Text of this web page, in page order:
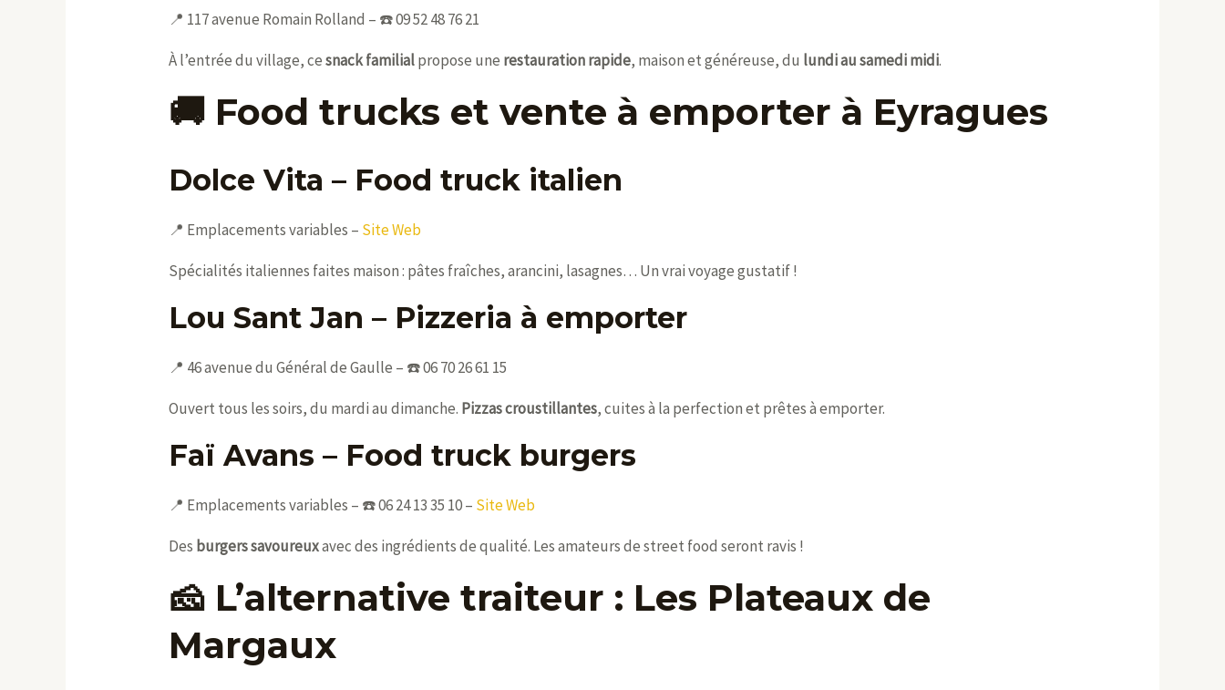
📍 117 avenue Romain Rolland – ☎️ 09 52 48 76 21
À l’entrée du village, cesnack familialpropose une restauration rapide, maison et généreuse, du lundi au samedi midi.
🚚 Food trucks et vente à emporter à Eyragues
Dolce Vita – Food truck italien
📍 Emplacements variables – Site Web
Spécialités italiennes faites maison : pâtes fraîches, arancini, lasagnes… Un vrai voyage gustatif !
Lou Sant Jan – Pizzeria à emporter
📍 46 avenue du Général de Gaulle – ☎️ 06 70 26 61 15
Ouvert tous les soirs, du mardi au dimanche. Pizzas croustillantes, cuites à la perfection et prêtes à emporter.
Faï Avans – Food truck burgers
📍 Emplacements variables – ☎️ 06 24 13 35 10 – Site Web
Des burgers savoureuxavec des ingrédients de qualité. Les amateurs de street food seront ravis !
🧀 L’alternative traiteur : Les Plateaux de
Margaux